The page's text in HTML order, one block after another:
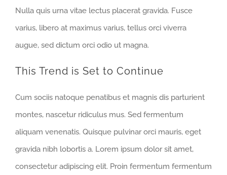
Nulla quis urna vitae lectus placerat gravida. Fusce
varius, libero at maximus varius, tellus orci viverra
augue, sed dictum orci odio ut magna.
This Trend is Set to Continue
Cum sociis natoque penatibus et magnis dis parturient
montes, nascetur ridiculus mus. Sed fermentum
aliquam venenatis. Quisque pulvinar orci mauris, eget
gravida nibh lobortis a. Lorem ipsum dolor sit amet,
consectetur adipiscing elit. Proin fermentum fermentum